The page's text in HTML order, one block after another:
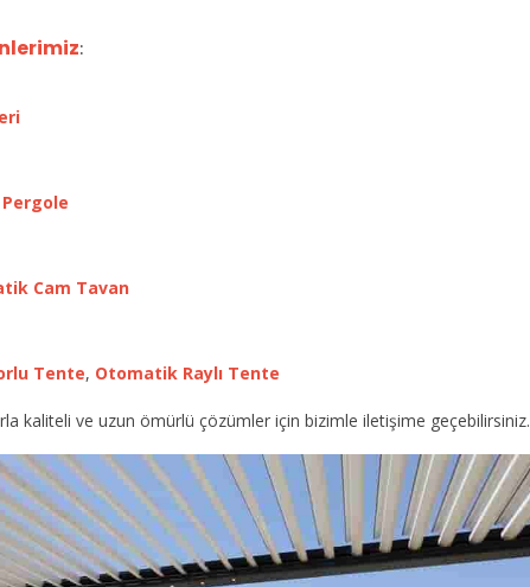
:
Cam Tavan
Tente, Otomatik Raylı Tente
kaliteli ve uzun ömürlü çözümler için bizimle iletişime geçebilirsiniz.